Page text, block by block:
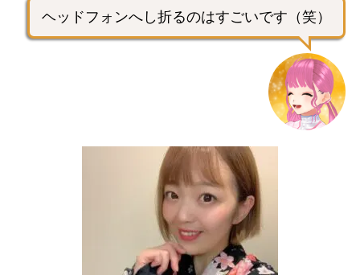
ヘッドフォンへし折るのはすごいです（笑）